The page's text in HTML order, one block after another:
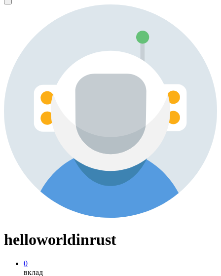
helloworldinrust
0
вклад